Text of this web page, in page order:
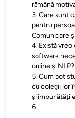
rămână
3.Care sunt
pentru
Comunicare
4. Există
software
online și NLP?
5.Cum pot
cu colegii lor
și îmbunătăți
6.